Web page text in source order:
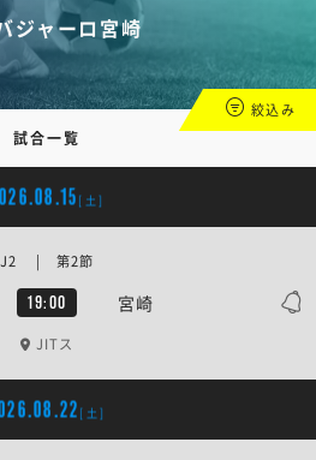
ジャーロ宮崎
試合一覧
絞込み
[土]
19:00 宮崎
J2 | 第2節
JITス
[土]